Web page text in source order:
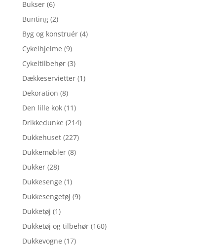
Bukser (6)
Bunting (2)
Byg og konstruér (4)
Cykelhjelme (9)
Cykeltilbehør (3)
Dækkeservietter (1)
Dekoration (8)
Den lille kok (11)
Drikkedunke (214)
Dukkehuset (227)
Dukkemøbler (8)
Dukker (28)
Dukkesenge (1)
Dukkesengetøj (9)
Dukketøj (1)
Dukketøj og tilbehør (160)
Dukkevogne (17)